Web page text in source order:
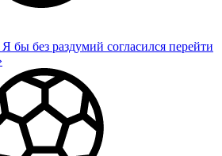
бы без раздумий согласился перейти